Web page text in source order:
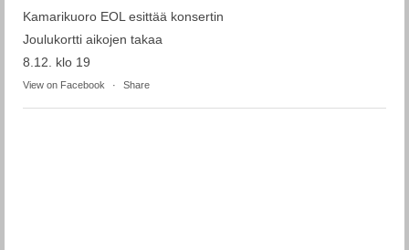
Kamarikuoro EOL esittää konsertin
Joulukortti aikojen takaa
8.12. klo 19
View on Facebook · Share